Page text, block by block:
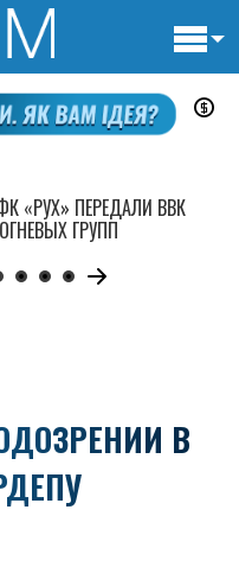
В
«РУХ» ПЕРЕДАЛИ ВВК
ГРУПП